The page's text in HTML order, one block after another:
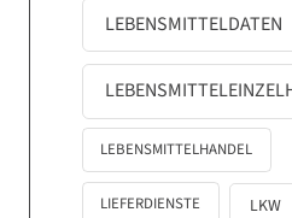
LEBENSMITTELDATEN
LEBENSMITTELHANDEL
LIEFERDIENSTE LKW